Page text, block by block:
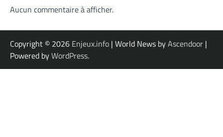
Aucun commentaire à afficher.
Copyright © 2026 Enjeux.info | World News byAscendoor |
Powered byWordPress.